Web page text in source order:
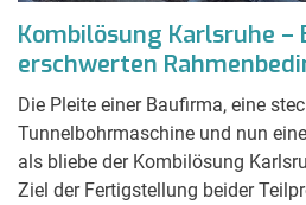
Kombilösung Karlsruhe
erschwerten
Die Pleite einer Baufirma, eine
Tunnelbohrmaschine und nun
als bliebe der Kombilösung
Ziel der Fertigstellung beider